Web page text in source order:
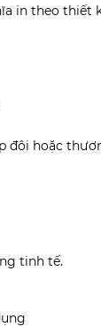
in theo
đôi hoặc
tinh tế.